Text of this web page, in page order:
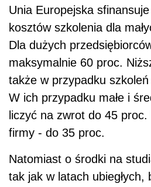
Unia Europejska
kosztów szkolenia dla
Dla dużych
maksymalnie 60 proc.
także w przypadku
W ich przypadku małe i
liczyć na zwrot do 45
firmy - do 35 proc.
Natomiast o środki na
tak jak w latach ubiegłych,